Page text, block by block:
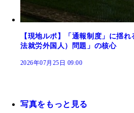
【現地ルポ】「通報制度」に揺
法就労外国人）問題」の核心
2026年07月25日 09:00
写真をもっと見る